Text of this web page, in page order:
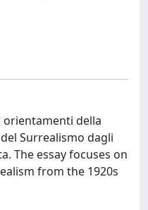
orientamenti della
Surrealismo dagli
The essay focuses on
from the 1920s